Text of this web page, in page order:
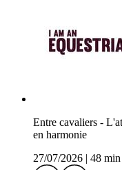
Entre cavaliers -
en harmonie
27/07/2026
48 min